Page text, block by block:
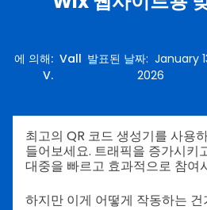
에 의해: Vall
V.
발표된 날짜:January
2026
최고의 QR 코드 생성기를 사용
들어보세요. 트래픽을 증가시키
대중을 빠르고 효과적으로 참여
하지만 이게 어떻게 작동하는 건